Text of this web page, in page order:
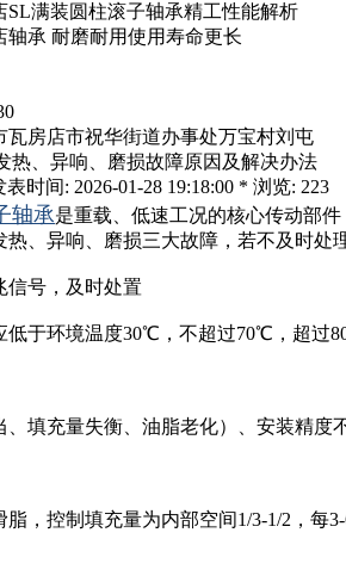
满装圆柱滚子轴承精工性能解析
承​ 耐磨耐用使用寿命更长
瓦房店市祝华街道办事处万宝村刘屯
热、异响、磨损故障原因及解决办法
时间: 2026-01-28 19:18:00 * 浏览: 223
轴承是重载、低速工况的核心传动部
热、异响、磨损三大故障，若不及时
信号，及时处置
低于环境温度30℃，不超过70℃，超过
填充量失衡、油脂老化）、安装精度
，控制填充量为内部空间1/3-1/2，每